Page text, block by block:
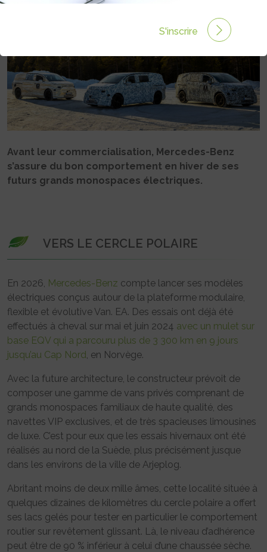
Avant leur commercialisation, Mercedes-Benz
s’assure du bon comportement en hiver de ses
futurs grands monospaces électriques.
VERS LE CERCLE POLAIRE
En 2026, Mercedes-Benz compte lancer ses modèles
électriques conçus autour de la plateforme modulaire,
flexible et évolutive Van. EA. Des essais ont déjà été
effectués à cheval sur mai et juin 2024 avec un mulet sur
base EQV qui a parcouru plus de 3 300 km en 9 jours
jusqu’au Cap Nord, en Norvège.
Avec la future architecture, le constructeur prévoit de
composer une gamme de vans privés comprenant de
grands monospaces familiaux de haute qualité, des
navettes VIP exclusives, et de très spacieuses limousines
de luxe. C’est pour eux que les essais hivernaux ont été
réalisés au nord de la Suède, plus précisément jusque
dans les environs de la ville de Arjeplog.
Abritant moins de deux mille âmes, cette localité située à
quelques dizaines de kilomètres du cercle polaire a offert
ses lacs gelés pour tester en particulier le comportement
routier sur revêtement glissant. Là, le niveau d’adhérence
peut être de 90 % inférieur à celui d’une chaussée sèche.
S'inscrire